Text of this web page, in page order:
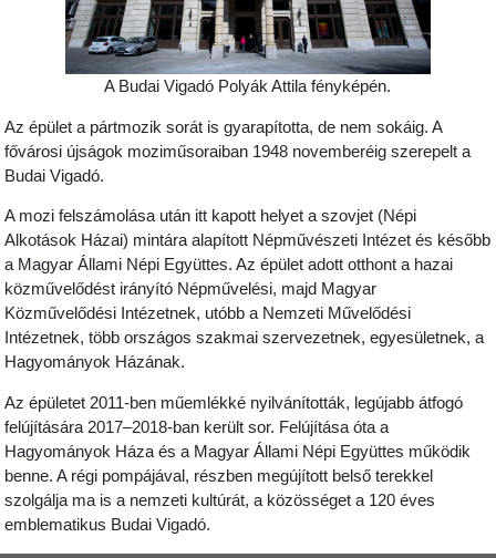
A Budai Vigadó Polyák Attila fényképén.
Az épület a pártmozik sorát is gyarapította, de nem sokáig. A
fővárosi újságok moziműsoraiban 1948 novemberéig szerepelt a
Budai Vigadó.
A mozi felszámolása után itt kapott helyet a szovjet (Népi
Alkotások Házai) mintára alapított Népművészeti Intézet és később
a Magyar Állami Népi Együttes. Az épület adott otthont a hazai
közművelődést irányító Népművelési, majd Magyar
Közművelődési Intézetnek, utóbb a Nemzeti Művelődési
Intézetnek, több országos szakmai szervezetnek, egyesületnek, a
Hagyományok Házának.
Az épületet 2011-ben műemlékké nyilvánították, legújabb átfogó
felújítására 2017–2018-ban került sor. Felújítása óta a
Hagyományok Háza és a Magyar Állami Népi Együttes működik
benne. A régi pompájával, részben megújított belső terekkel
szolgálja ma is a nemzeti kultúrát, a közösséget a 120 éves
emblematikus Budai Vigadó.